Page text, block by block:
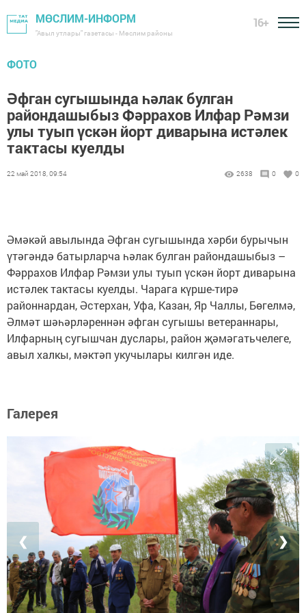
МӨСЛИМ-ИНФОРМ
"Авыл утлары" газетасы - Мөслим районы
16+
ФОТО
Әфган сугышында һәлак булган
райондашыбыз Фәррахов Илфар Рәмзи
улы туып үскән йорт диварына истәлек
тактасы куелды
22 май 2018, 09:54 2638 0 0
Әмәкәй авылында Әфган сугышында хәрби бурычын
үтәгәндә батырларча һәлак булган райондашыбыз –
Фәррахов Илфар Рәмзи улы туып үскән йорт диварына
истәлек тактасы куелды. Чарага күрше-тирә
районнардан, Әстерхан, Уфа, Казан, Яр Чаллы, Бөгелмә,
Әлмәт шәһәрләреннән әфган сугышы ветераннары,
Илфарның сугышчан дуслары, район җәмәгатьчелеге,
авыл халкы, мәктәп укучылары килгән иде.
Галерея
❮ ❯